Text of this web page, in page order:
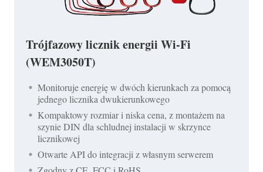
Trójfazowy licznik energii Wi-Fi
(WEM3050T)
Monitoruje energię w dwóch kierunkach za pomocą
jednego licznika dwukierunkowego
Kompaktowy rozmiar i niska cena, z montażem na
szynie DIN dla schludnej instalacji w skrzynce
licznikowej
Otwarte API do integracji z własnym serwerem